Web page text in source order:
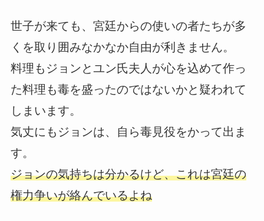
世子が来ても、宮廷からの使いの者たちが多
くを取り囲みなかなか自由が利きません。
料理もジョンとユン氏夫人が心を込めて作っ
た料理も毒を盛ったのではないかと疑われて
しまいます。
気丈にもジョンは、自ら毒見役をかって出ま
す。
ジョンの気持ちは分かるけど、これは宮廷の
権力争いが絡んでいるよね